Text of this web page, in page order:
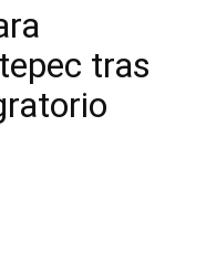
tras